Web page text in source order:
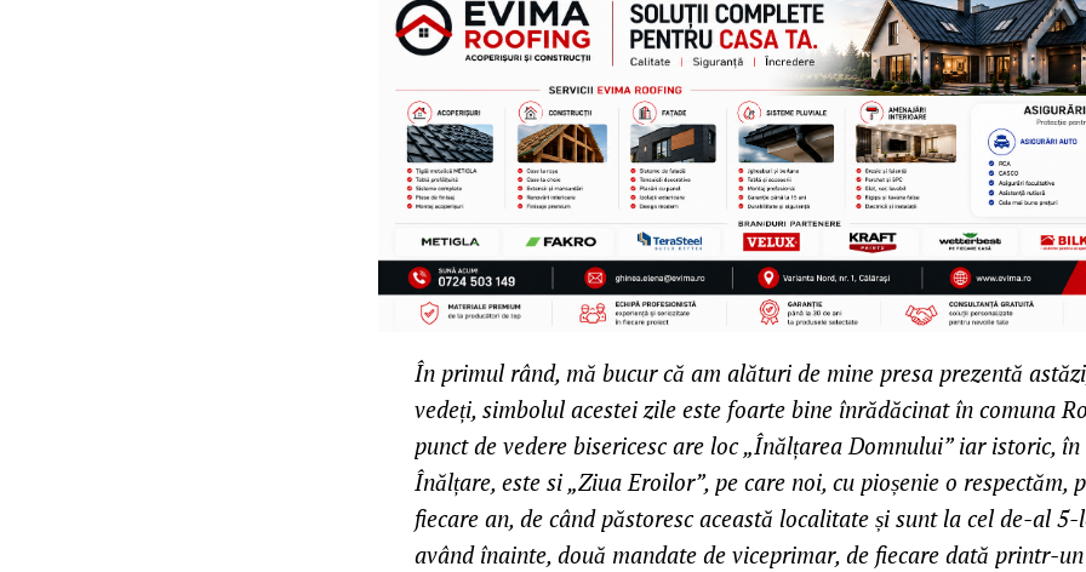
În primul rând, mă bucur că am alături de mine presa prezentă
vedeți, simbolul acestei zile este foarte bine înrădăcinat în comuna
punct de vedere bisericesc are loc „Înălțarea Domnului” iar istoric,
Înălțare, este si „Ziua Eroilor”, pe care noi, cu pioșenie o respectăm,
fiecare an, de când păstoresc această localitate și sunt la cel de-al
având înainte, două mandate de viceprimar, de fiecare dată printr-